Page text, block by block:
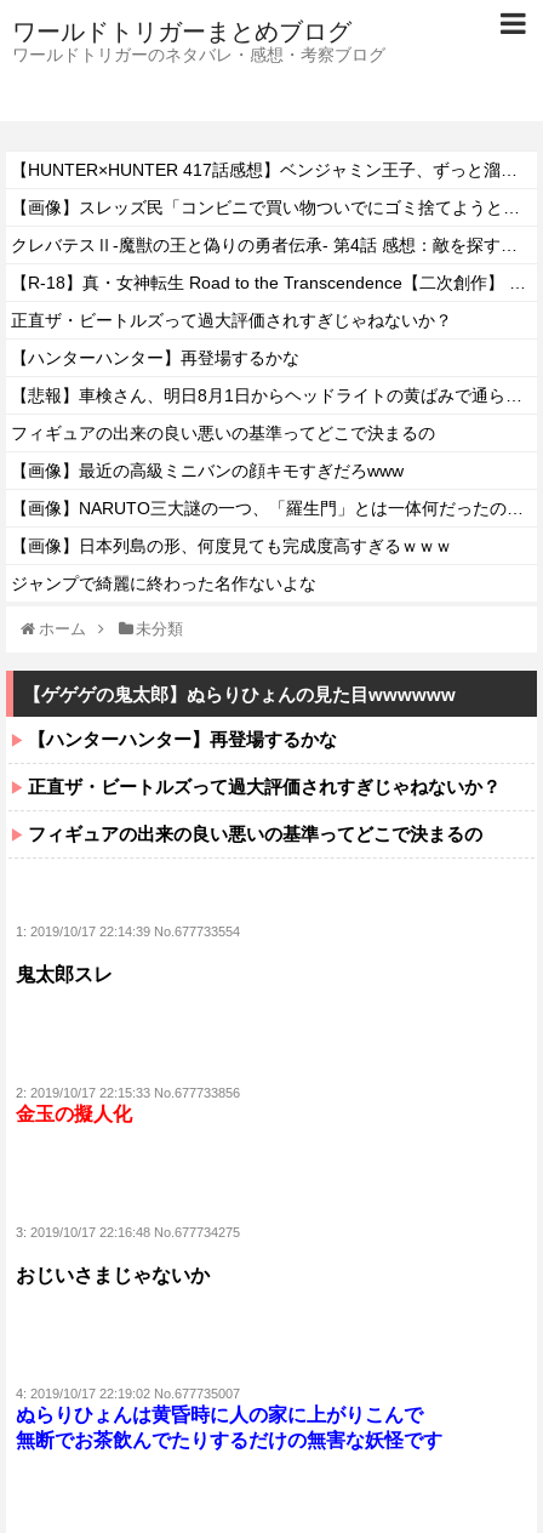
ワールドトリガーまとめブログ
ワールドトリガーのネタバレ・感想・考察ブログ
正直ザ・ビートルズって過大評価されすぎじゃねないか？
【ハンターハンター】再登場するかな
フィギュアの出来の良い悪いの基準ってどこで決まるの
【画像】最近の高級ミニバンの顔キモすぎだろwww
【画像】日本列島の形、何度見ても完成度高すぎるｗｗｗ
ジャンプで綺麗に終わった名作ないよな
ホーム 未分類
【ゲゲゲの鬼太郎】ぬらりひょんの見た目wwwwww
【ハンターハンター】再登場するかな
正直ザ・ビートルズって過大評価されすぎじゃねないか？
フィギュアの出来の良い悪いの基準ってどこで決まるの
1: 2019/10/17 22:14:39 No.677733554
鬼太郎スレ
2: 2019/10/17 22:15:33 No.677733856
金玉の擬人化
3: 2019/10/17 22:16:48 No.677734275
おじいさまじゃないか
4: 2019/10/17 22:19:02 No.677735007
ぬらりひょんは黄昏時に人の家に上がりこんで
無断でお茶飲んでたりするだけの無害な妖怪です